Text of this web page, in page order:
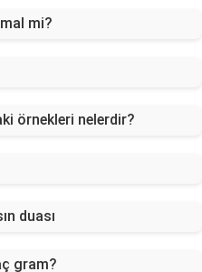
mi?
örnekleri nelerdir?
duası
gram?